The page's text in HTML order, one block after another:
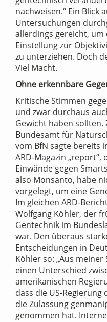
nachweisen.“ Ein Blick
Untersuchungen
allerdings gereicht,
Einstellung zur
zu unterziehen. Doch
Viel Macht.
Ohne erkennbare
Kritische Stimmen
und zwar durchaus
Gewicht haben sollten.
Bundesamt für
vom BfN sagte bereits
ARD-Magazin „report“,
Einwände gegen
also Monsanto, habe
vorgelegt, um eine
Im gleichen ARD-
Wolfgang Köhler, der
Gentechnik im
war. Den überaus
Entscheidungen in
Köhler so: „Aus
einen Unterschied
amerikanischen
dass die US-
die Zulassung
genommen hat.